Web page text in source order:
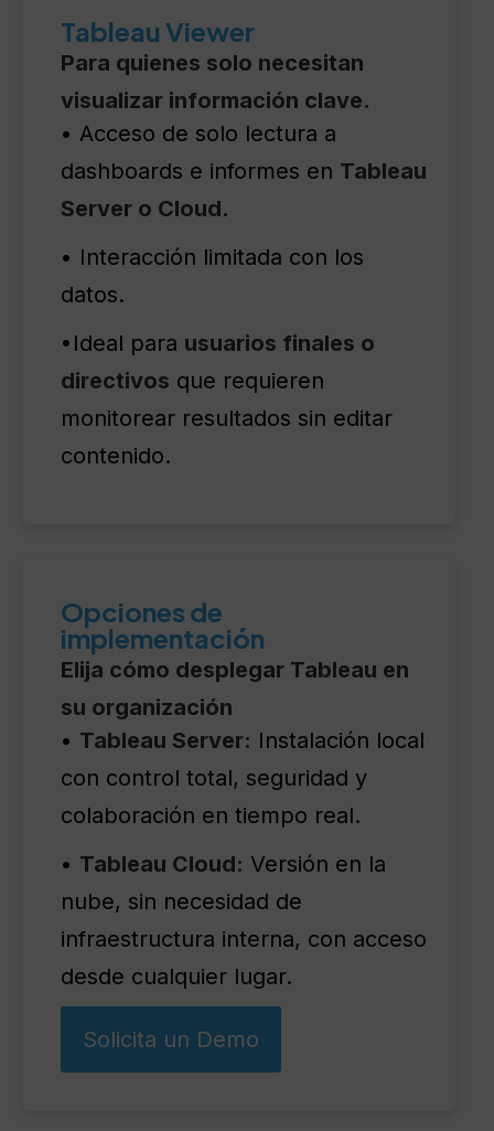
Tableau Viewer
Para quienes solo necesitan
visualizar información clave.
• Acceso de solo lectura a
dashboards e informes en Tableau
Server o Cloud.
• Interacción limitada con los
datos.
•Ideal para usuarios finales o
directivos que requieren
monitorear resultados sin editar
contenido.
Opciones de
implementación
Elija cómo desplegar Tableau en
su organización
• Tableau Server: Instalación local
con control total, seguridad y
colaboración en tiempo real.
• Tableau Cloud: Versión en la
nube, sin necesidad de
infraestructura interna, con acceso
desde cualquier lugar.
Solicita un Demo